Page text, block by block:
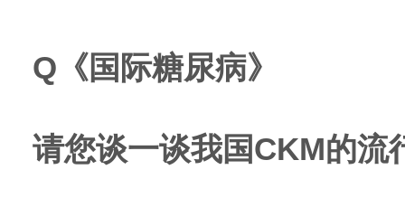
Q 《国际糖尿病》
请您谈一谈我国CKM的流